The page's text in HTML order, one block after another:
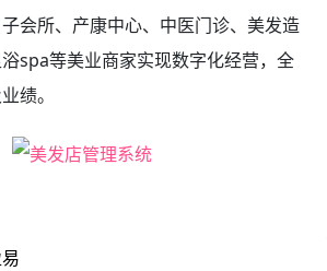
会所、产康中心、中医门诊、美发造
spa等美业商家实现数字化经营，全
绩。